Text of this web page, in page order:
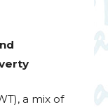
), a mix of